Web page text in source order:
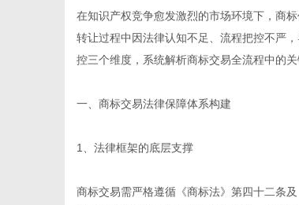
在知识产权竞争愈发激烈的市场环境下，商
转让过程中因法律认知不足、流程把控不严
控三个维度，系统解析商标交易全流程中的
一、商标交易法律保障体系构建
1、法律框架的底层支撑
商标交易需严格遵循《商标法》第四十二条